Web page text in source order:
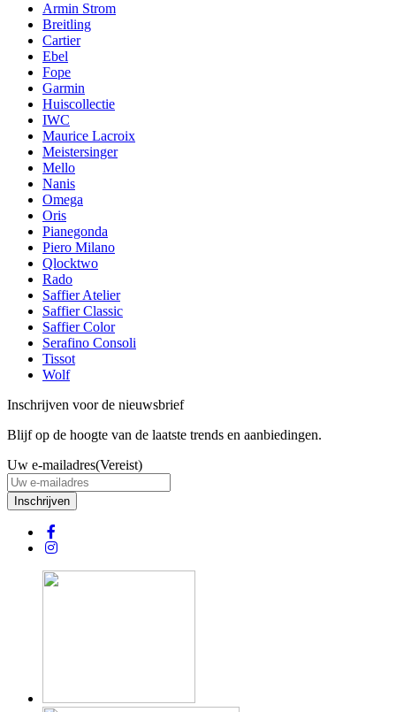
Armin Strom
Breitling
Cartier
Ebel
Fope
Garmin
Huiscollectie
IWC
Maurice Lacroix
Meistersinger
Mello
Nanis
Omega
Oris
Pianegonda
Piero Milano
Qlocktwo
Rado
Saffier Atelier
Saffier Classic
Saffier Color
Serafino Consoli
Tissot
Wolf
Inschrijven voor de nieuwsbrief
Blijf op de hoogte van de laatste trends en aanbiedingen.
Uw e-mailadres(Vereist)